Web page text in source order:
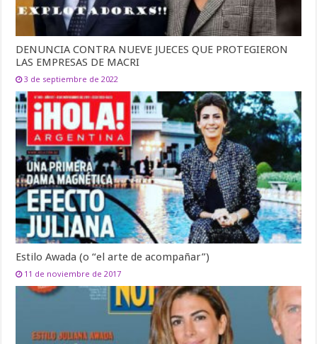
DENUNCIA CONTRA NUEVE JUECES QUE PROTEGIERON
LAS EMPRESAS DE MACRI
3 de septiembre de 2022
Estilo Awada (o “el arte de acompañar”)
11 de noviembre de 2017